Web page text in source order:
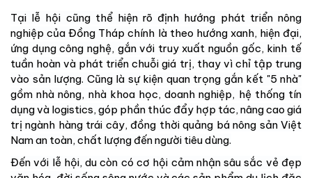
Tại lễ hội cũng thể hiện rõ định hướng phát triển nông
nghiệp của Đồng Tháp chính là theo hướng xanh, hiện đại,
ứng dụng công nghệ, gắn với truy xuất nguồn gốc, kinh tế
tuần hoàn và phát triển chuỗi giá trị, thay vì chỉ tập trung
vào sản lượng. Cũng là sự kiện quan trọng gắn kết "5 nhà"
gồm nhà nông, nhà khoa học, doanh nghiệp, hệ thống tín
dụng và logistics, góp phần thúc đẩy hợp tác, nâng cao giá
trị ngành hàng trái cây, đồng thời quảng bá nông sản Việt
Nam an toàn, chất lượng đến người tiêu dùng.
Đến với lễ hội, du còn có cơ hội cảm nhận sâu sắc vẻ đẹp